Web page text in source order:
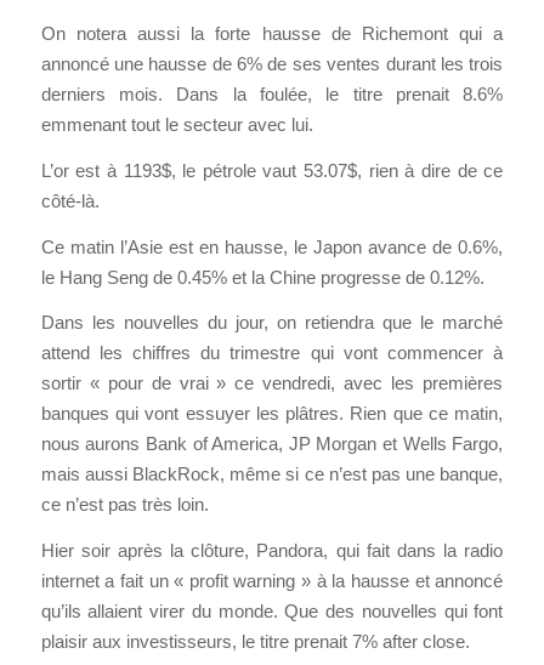
On notera aussi la forte hausse de Richemont qui a
annoncé une hausse de 6% de ses ventes durant les trois
derniers mois. Dans la foulée, le titre prenait 8.6%
emmenant tout le secteur avec lui.
L’or est à 1193$, le pétrole vaut 53.07$, rien à dire de ce
côté-là.
Ce matin l’Asie est en hausse, le Japon avance de 0.6%,
le Hang Seng de 0.45% et la Chine progresse de 0.12%.
Dans les nouvelles du jour, on retiendra que le marché
attend les chiffres du trimestre qui vont commencer à
sortir « pour de vrai » ce vendredi, avec les premières
banques qui vont essuyer les plâtres. Rien que ce matin,
nous aurons Bank of America, JP Morgan et Wells Fargo,
mais aussi BlackRock, même si ce n’est pas une banque,
ce n’est pas très loin.
Hier soir après la clôture, Pandora, qui fait dans la radio
internet a fait un « profit warning » à la hausse et annoncé
qu’ils allaient virer du monde. Que des nouvelles qui font
plaisir aux investisseurs, le titre prenait 7% after close.